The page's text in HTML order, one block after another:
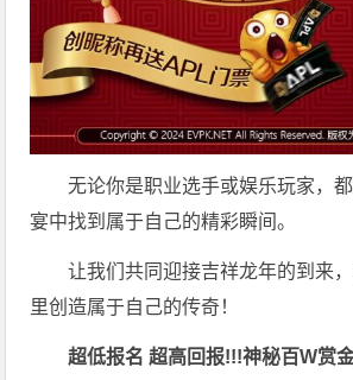
无论你是职业选手或娱乐玩家，
宴中找到属于自己的精彩瞬间。
让我们共同迎接吉祥龙年的到来
里创造属于自己的传奇！
超低报名 超高回报!!!神秘百W赏